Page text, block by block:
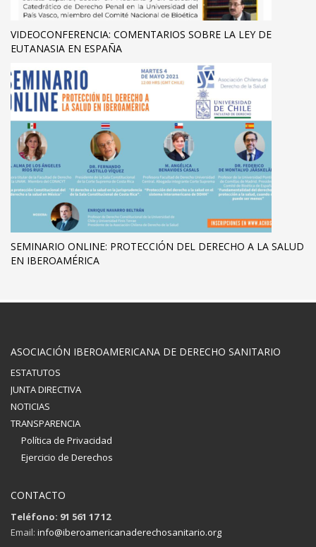
VIDEOCONFERENCIA: COMENTARIOS SOBRE LA LEY DE
EUTANASIA EN ESPAÑA
SEMINARIO ONLINE: PROTECCIÓN DEL DERECHO A LA SALUD
EN IBEROAMÉRICA
ASOCIACIÓN IBEROAMERICANA DE DERECHO SANITARIO
ESTATUTOS
JUNTA DIRECTIVA
NOTICIAS
TRANSPARENCIA
Política de Privacidad
Ejercicio de Derechos
CONTACTO
Teléfono: 91 561 17 12
Email: info@iberoamericanaderechosanitario.org